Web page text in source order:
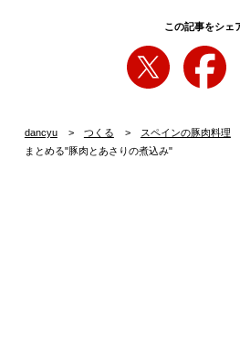
この記事をシェ
dancyu つくる スペインの豚肉料理
まとめる"豚肉とあさりの煮込み"